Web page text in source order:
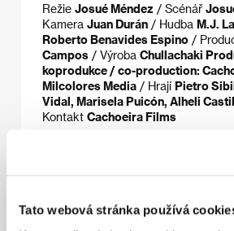
Tato webová stránka používá
Režie Josué Méndez / Scénář
Kamera Juan Durán / Hudba M.J.
Roberto Benavides Espino /
Campos / Výroba Chullachaki
koprodukce / co-production:
Milcolores Media / Hrají Pietro
Vidal, Marisela Puicón, Alheli
Kontakt Cachoeira Films